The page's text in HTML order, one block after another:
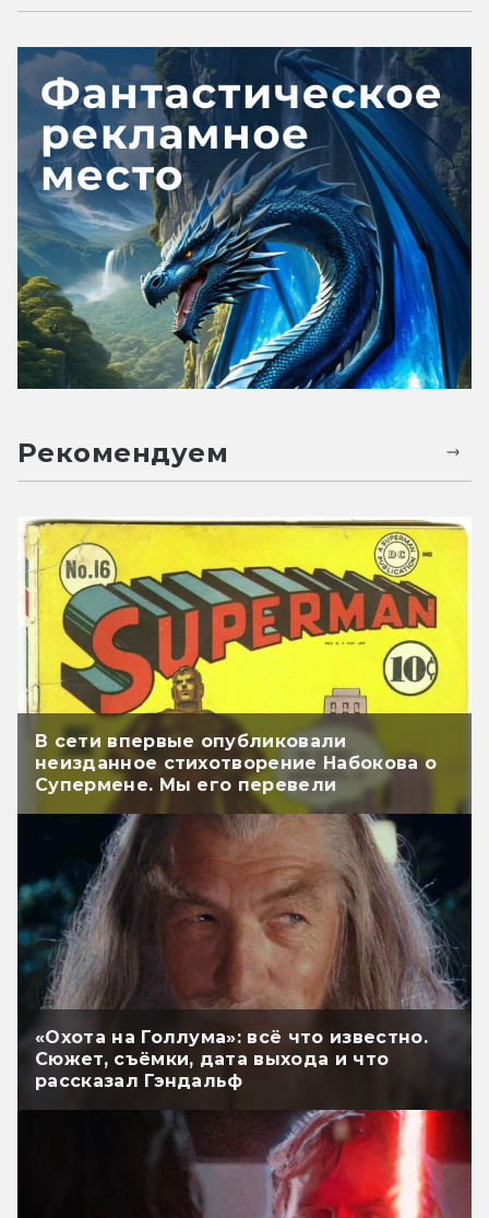
Рекомендуем
В сети впервые опубликовали
неизданное стихотворение Набокова о
Супермене. Мы его перевели
«Охота на Голлума»: всё что известно.
Сюжет, съёмки, дата выхода и что
рассказал Гэндальф